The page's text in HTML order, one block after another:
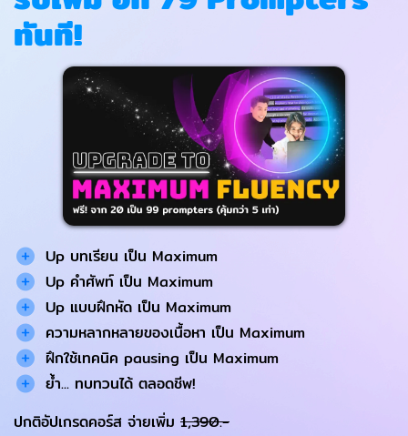
ทันที!
Up บทเรียน เป็น Maximum
Up คำศัพท์ เป็น Maximum
Up แบบฝึกหัด เป็น Maximum
ความหลากหลายของเนื้อหา เป็น Maximum
ฝึกใช้เทคนิค pausing เป็น Maximum
ย้ำ... ทบทวนได้ ตลอดชีพ!
ปกติอัปเกรดคอร์ส จ่ายเพิ่ม 1,390.-